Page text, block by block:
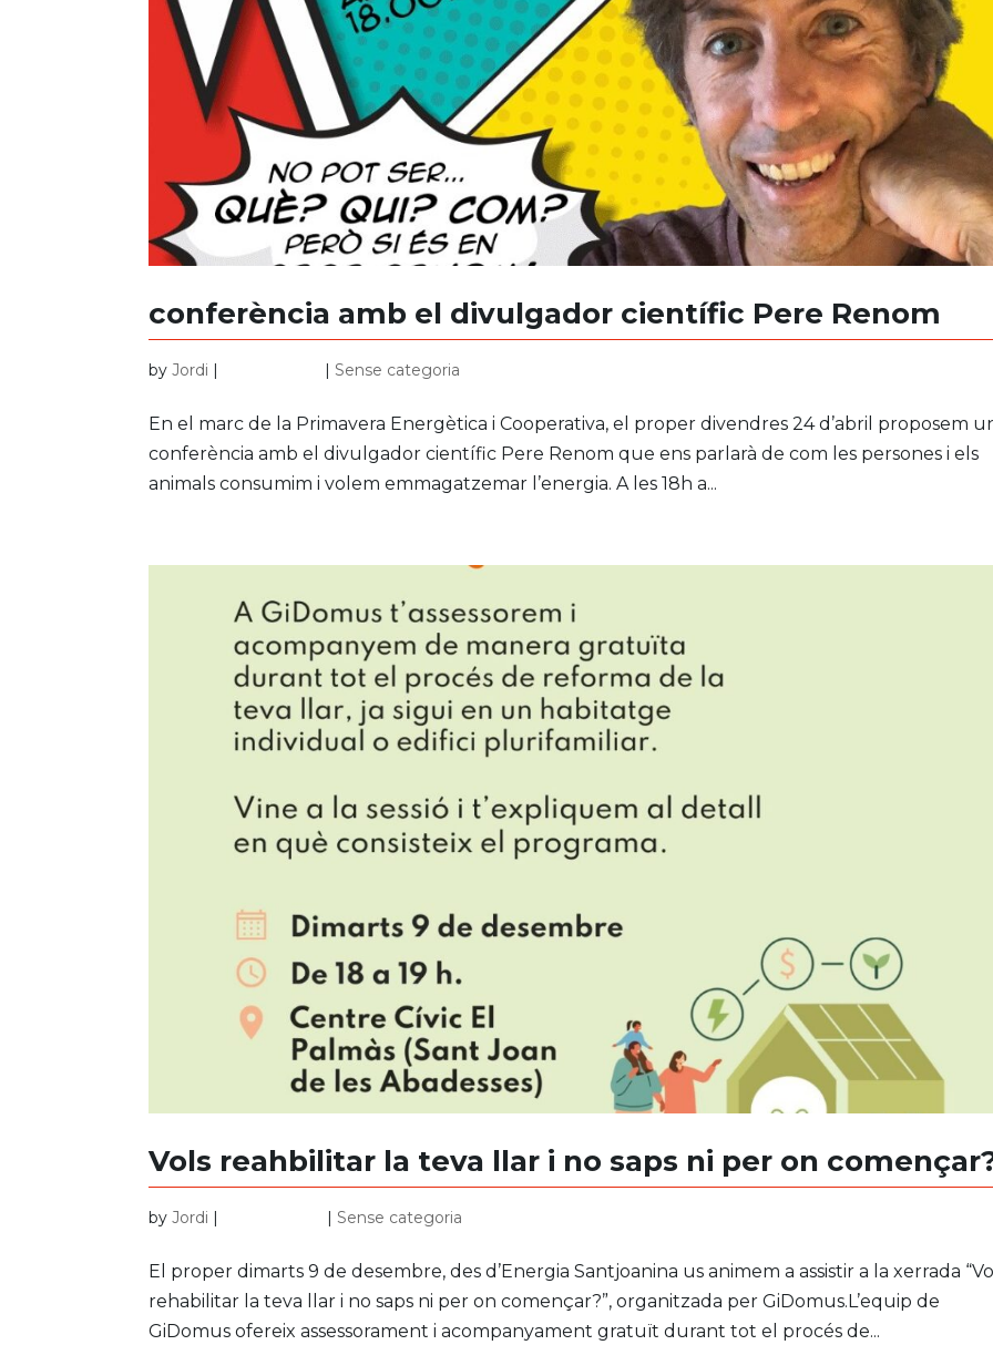
conferència amb el divulgador científic Pere Renom
byJordi | |Sense categoria
En el marc de la Primavera Energètica i Cooperativa, el proper divendres 24 d’abril proposem
conferència amb el divulgador científic Pere Renom que ens parlarà de com les persones i els
animals consumim i volem emmagatzemar l’energia. A les 18h a...
Vols reahbilitar la teva llar i no saps ni per on
byJordi | |Sense categoria
El proper dimarts 9 de desembre, des d’Energia Santjoanina us animem a assistir a la xerrada
rehabilitar la teva llar i no saps ni per on començar?”, organitzada per GiDomus.L’equip de
GiDomus ofereix assessorament i acompanyament gratuït durant tot el procés de...